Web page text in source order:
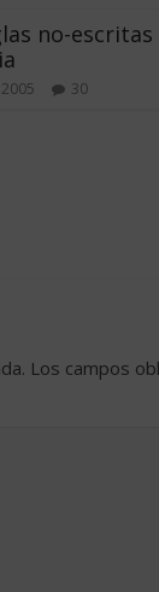
no-escritas
30
Los campos